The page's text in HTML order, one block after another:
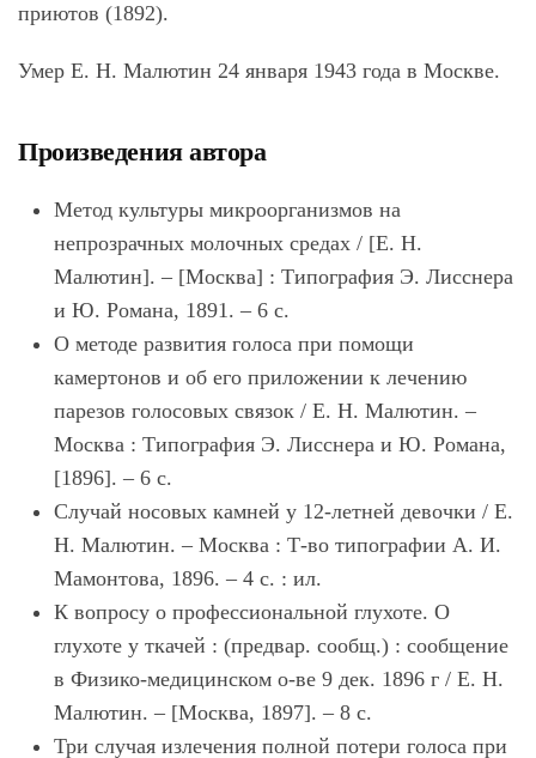
приютов (1892).
Умер Е. Н. Малютин 24 января 1943 года в Москве.
Произведения автора
Метод культуры микроорганизмов на
непрозрачных молочных средах / [Е. Н.
Малютин]. – [Москва] : Типография Э. Лисснера
и Ю. Романа, 1891. – 6 с.
О методе развития голоса при помощи
камертонов и об его приложении к лечению
парезов голосовых связок / Е. Н. Малютин. –
Москва : Типография Э. Лисснера и Ю. Романа,
[1896]. – 6 с.
Случай носовых камней у 12-летней девочки / Е.
Н. Малютин. – Москва : Т-во типографии А. И.
Мамонтова, 1896. – 4 с. : ил.
К вопросу о профессиональной глухоте. О
глухоте у ткачей : (предвар. сообщ.) : сообщение
в Физико-медицинском о-ве 9 дек. 1896 г / Е. Н.
Малютин. – [Москва, 1897]. – 8 с.
Три случая излечения полной потери голоса при